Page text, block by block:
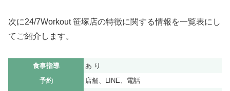
次に24/7Workout 笹塚店の特徴に関する情報を一覧表にし
てご紹介します。
食事指導
あ り
予約
店舗、LINE、電話